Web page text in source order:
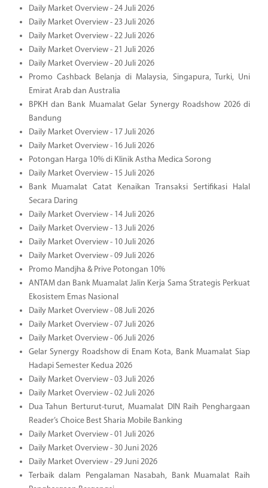
Daily Market Overview - 24 Juli 2026
Daily Market Overview - 23 Juli 2026
Daily Market Overview - 22 Juli 2026
Daily Market Overview - 21 Juli 2026
Daily Market Overview - 20 Juli 2026
Promo Cashback Belanja di Malaysia, Singapura, Turki, Uni
Emirat Arab dan Australia
BPKH dan Bank Muamalat Gelar Synergy Roadshow 2026 di
Bandung
Daily Market Overview - 17 Juli 2026
Daily Market Overview - 16 Juli 2026
Potongan Harga 10% di Klinik Astha Medica Sorong
Daily Market Overview - 15 Juli 2026
Bank Muamalat Catat Kenaikan Transaksi Sertifikasi Halal
Secara Daring
Daily Market Overview - 14 Juli 2026
Daily Market Overview - 13 Juli 2026
Daily Market Overview - 10 Juli 2026
Daily Market Overview - 09 Juli 2026
Promo Mandjha & Prive Potongan 10%
ANTAM dan Bank Muamalat Jalin Kerja Sama Strategis Perkuat
Ekosistem Emas Nasional
Daily Market Overview - 08 Juli 2026
Daily Market Overview - 07 Juli 2026
Daily Market Overview - 06 Juli 2026
Gelar Synergy Roadshow di Enam Kota, Bank Muamalat Siap
Hadapi Semester Kedua 2026
Daily Market Overview - 03 Juli 2026
Daily Market Overview - 02 Juli 2026
Dua Tahun Berturut-turut, Muamalat DIN Raih Penghargaan
Reader’s Choice Best Sharia Mobile Banking
Daily Market Overview - 01 Juli 2026
Daily Market Overview - 30 Juni 2026
Daily Market Overview - 29 Juni 2026
Terbaik dalam Pengalaman Nasabah, Bank Muamalat Raih